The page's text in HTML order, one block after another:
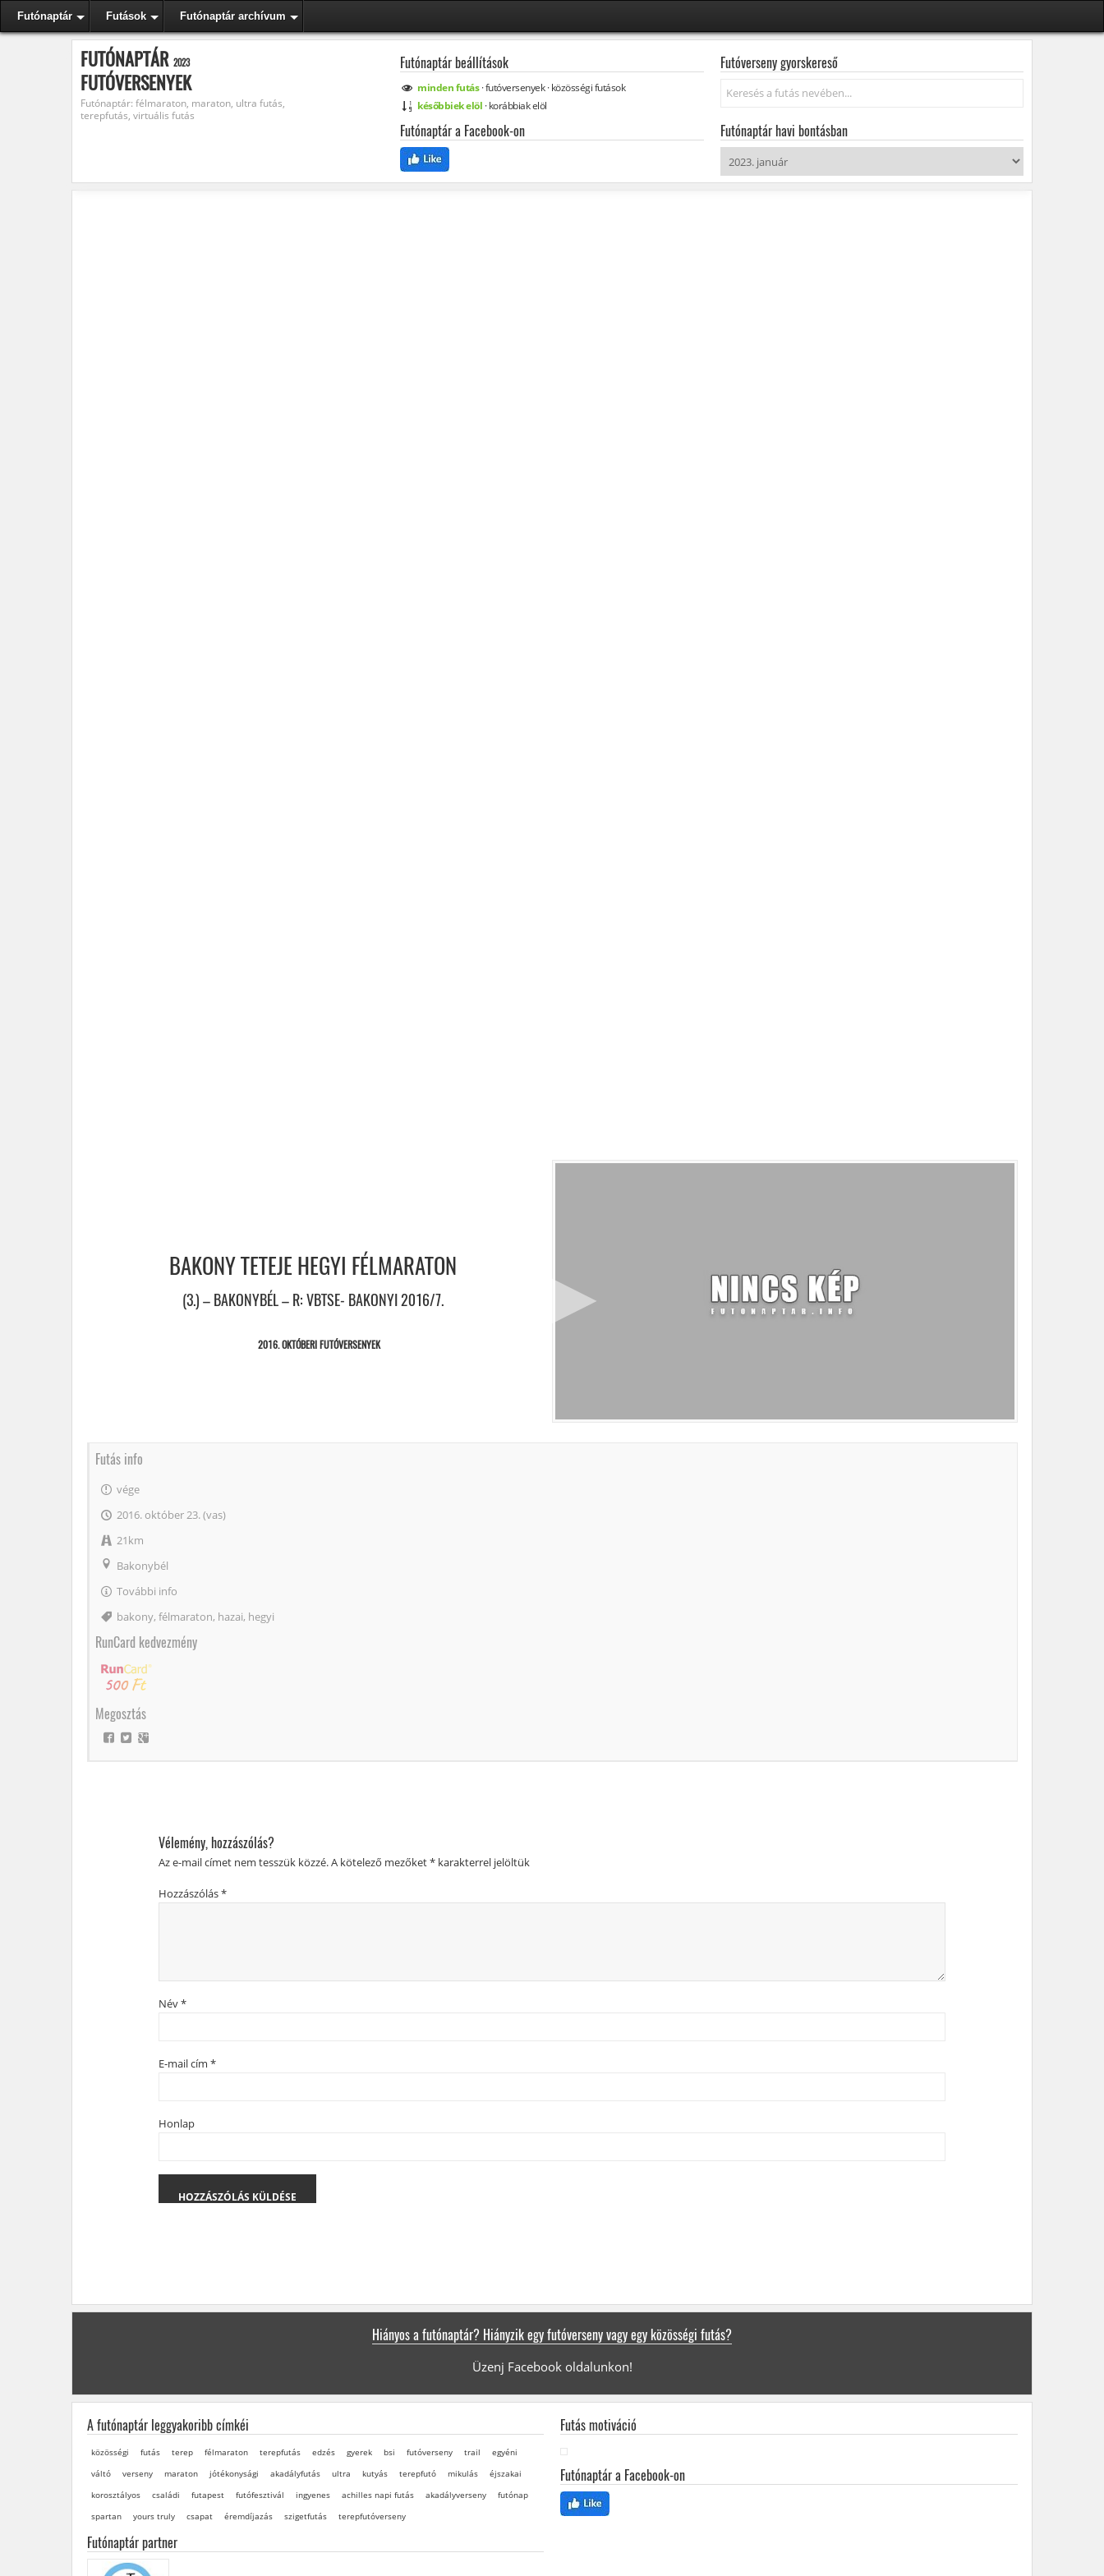
Futónaptár Futások Futónaptár archívum
FUTÓNAPTÁR 2023
FUTÓVERSENYEK
Futónaptár: félmaraton, maraton, ultra futás,
terepfutás, virtuális futás
Futónaptár beállítások
mindenfutás·futóversenyek·közösségifutások
későbbiek elöl ·korábbiak elöl
Futónaptár a Facebook-on
Futóverseny gyorskereső
Keresés...
Futónaptár havi bontásban
BAKONY TETEJE HEGYI FÉLMARATON
(3.) – BAKONYBÉL – R: VBTSE- BAKONYI 2016/7.
2016. OKTÓBERI FUTÓVERSENYEK
Futás info
vége
2016. október 23. (vas)
21km
Bakonybél
További info
Címke
bakony, félmaraton, hazai, hegyi
RunCard kedvezmény
Megosztás
Vélemény, hozzászólás?
Az e-mail címet nem tesszük közzé.A kötelező mezőket*karakterrel jelöltük
Hozzászólás*
Név*
E-mail cím *
Honlap
Hiányos a futónaptár? Hiányzik egy futóverseny vagy egy közösségi futás?
Üzenj Facebook oldalunkon!
A futónaptár leggyakoribb címkéi
közösségi futás terep félmaraton terepfutás edzés gyerek bsi futóverseny trail
egyéni
váltó
verseny maraton jótékonysági akadályfutás ultra kutyás terepfutó mikulás
éjszakai
korosztályos
családi futapest futófesztivál ingyenes achilles napi futás akadályverseny
futónap
spartan
yours truly csapat éremdíjazás szigetfutás terepfutóverseny
Futónaptár partner
Futás motiváció
Futónaptár a Facebook-on